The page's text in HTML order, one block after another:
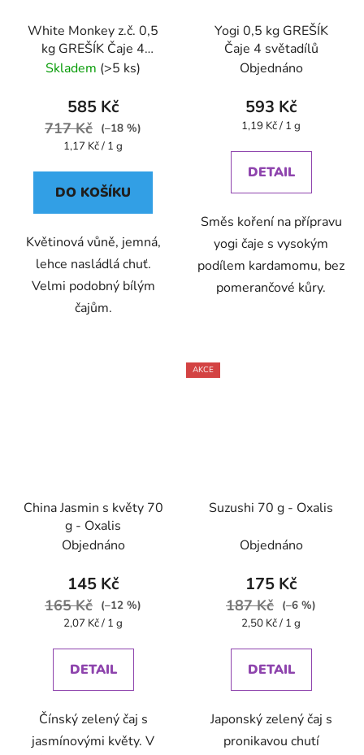
White Monkey z.č. 0,5
kg GREŠÍK Čaje 4
světadílů.
Skladem (>5 ks)
585 Kč
717 Kč
(–18 %)
Měrná
1,17 Kč / 1 g
DO KOŠÍKU
Květinová vůně, jemná,
lehce nasládlá chuť.
Velmi podobný bílým
čajům.
Yogi 0,5 kg GREŠÍK
Čaje 4 světadílů
Objednáno
593 Kč
Měrná
1,19 Kč / 1 g
DETAIL
Směs koření na přípravu
yogi čaje s vysokým
podílem kardamomu, bez
pomerančové kůry.
China Jasmin s květy 70
g - Oxalis
Objednáno
145 Kč
165 Kč
(–12 %)
Měrná
2,07 Kč / 1 g
DETAIL
Čínský zelený čaj s
jasmínovými květy. V
AKCE
Suzushi 70 g - Oxalis
Objednáno
175 Kč
187 Kč
(–6 %)
Měrná
2,50 Kč / 1 g
DETAIL
Japonský zelený čaj s
pronikavou chutí